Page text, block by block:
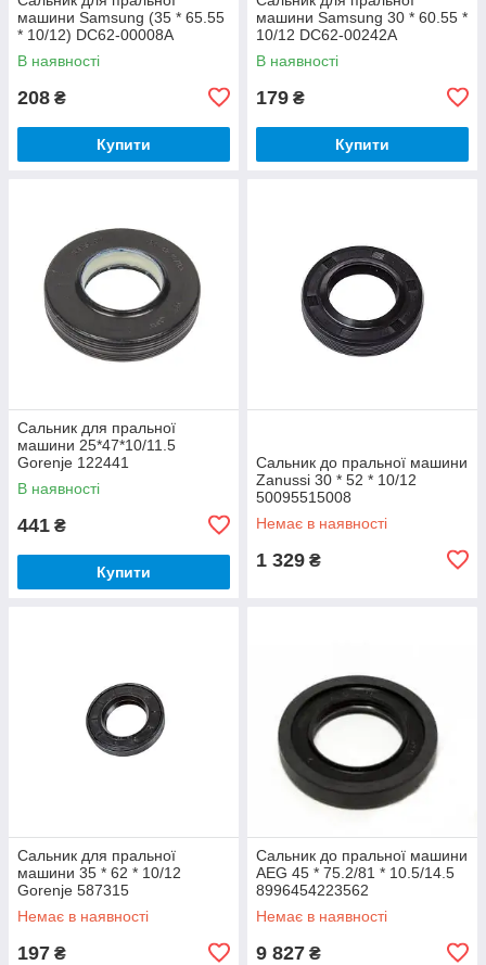
машини Samsung (35 * 65.55
* 10/12) DC62-00008A
В наявності
208 ₴
Купити
машини Samsung 30 * 60.55 *
10/12 DC62-00242A
В наявності
179 ₴
Купити
Сальник для пральної
машини 25*47*10/11.5
Gorenje 122441
В наявності
441 ₴
Купити
Сальник до пральної машини
Zanussi 30 * 52 * 10/12
50095515008
Немає в наявності
1 329 ₴
Сальник для пральної
машини 35 * 62 * 10/12
Gorenje 587315
Немає в наявності
197 ₴
Сальник до пральної машини
AEG 45 * 75.2/81 * 10.5/14.5
8996454223562
Немає в наявності
9 827 ₴